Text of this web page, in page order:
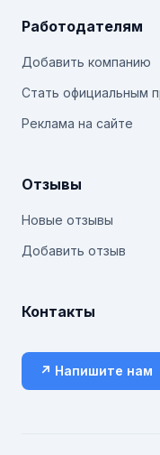
Работодателям
Добавить компанию
Стать официальным
Реклама на сайте
Отзывы
Новые отзывы
Добавить отзыв
Контакты
↗ Напишите нам